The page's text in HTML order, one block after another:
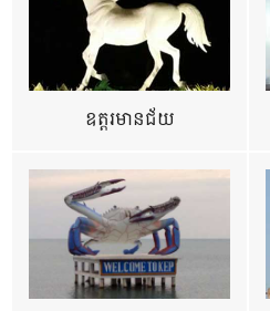
ឧត្ដរមានជ័យ